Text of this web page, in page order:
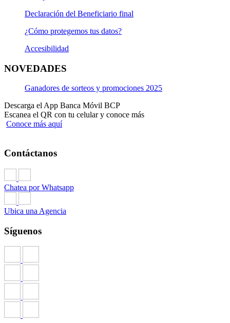
Declaración del Beneficiario final
¿Cómo protegemos tus datos?
Accesibilidad
NOVEDADES
Ganadores de sorteos y promociones 2025
Descarga el App Banca Móvil BCP
Escanea el QR con tu celular y conoce más
Conoce más aquí
Contáctanos
Chatea por Whatsapp
Ubica una Agencia
Síguenos